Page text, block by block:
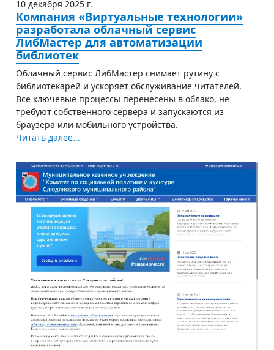
10 декабря 2025 г.
Компания «Виртуальные технологии»
разработала облачный сервис
ЛибМастер для автоматизации
библиотек
Облачный сервис ЛибМастер снимает рутину с
библиотекарей и ускоряет обслуживание читателей.
Все ключевые процессы перенесены в облако, не
требуют собственного сервера и запускаются из
браузера или мобильного устройства.
Читать далее...